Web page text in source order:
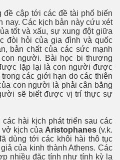
cập tới các đề tài phổ biến
nay. Các kịch bản này cứu xét
tốt và xấu, sự xung đột giữa
đòi hỏi của gia đình và quốc
bản chất của các sức mạnh
người. Bài học bi thương
lặp lại là con người được
các giới hạn do các thiên
con người là phải cân bằng
sẽ biết được vị trí thực sự
các hài kịch phát triển sau các
vở kịch của Aristophanes (v.k.
dùng tới các khôi hài thô tục
của kinh thành Athens. Các
nhiều đặc tính như tính kỳ lạ